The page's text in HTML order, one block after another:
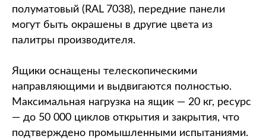
полуматовый (RAL 7038), передние панели
могут быть окрашены в другие цвета из
палитры производителя.
Ящики оснащены телескопическими
направляющими и выдвигаются полностью.
Максимальная нагрузка на ящик — 20 кг, ресурс
— до 50 000 циклов открытия и закрытия, что
подтверждено промышленными испытаниями.